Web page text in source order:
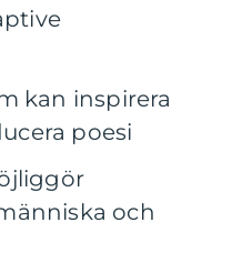
kan inspirera
poesi
och